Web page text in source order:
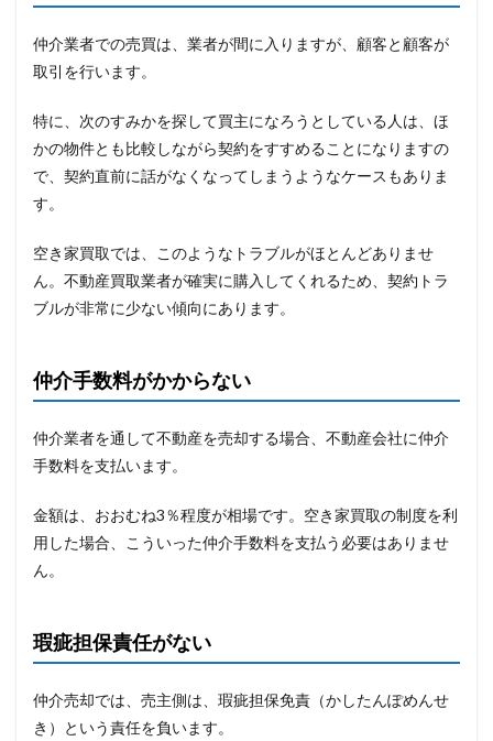
仲介業者での売買は、業者が間に入りますが、顧客と顧客が
取引を行います。
特に、次のすみかを探して買主になろうとしている人は、ほ
かの物件とも比較しながら契約をすすめることになりますの
で、契約直前に話がなくなってしまうようなケースもありま
す。
空き家買取では、このようなトラブルがほとんどありませ
ん。不動産買取業者が確実に購入してくれるため、契約トラ
ブルが非常に少ない傾向にあります。
仲介手数料がかからない
仲介業者を通して不動産を売却する場合、不動産会社に仲介
手数料を支払います。
金額は、おおむね3％程度が相場です。空き家買取の制度を利
用した場合、こういった仲介手数料を支払う必要はありませ
ん。
瑕疵担保責任がない
仲介売却では、売主側は、瑕疵担保免責（かしたんぽめんせ
き）という責任を負います。